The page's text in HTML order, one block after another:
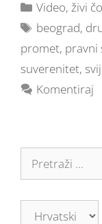
Video,živi
beograd,
promet, pravni
suverenitet,
Komentiraj